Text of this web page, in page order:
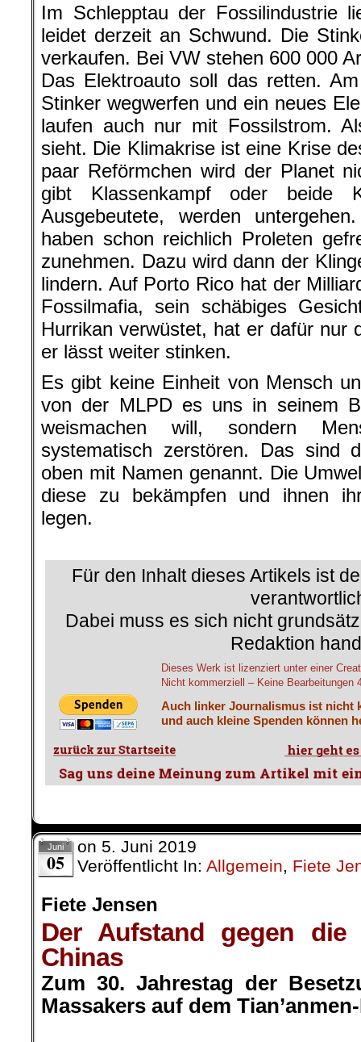
Im Schlepptau der Fossilindustrie
leidet derzeit an Schwund. Die
verkaufen. Bei VW stehen 600 000
Das Elektroauto soll das retten.
Stinker wegwerfen und ein neues
laufen auch nur mit Fossilstrom.
sieht. Die Klimakrise ist eine Krise
paar Reförmchen wird der Planet
gibt Klassenkampf oder beide
Ausgebeutete, werden
haben schon reichlich Proleten
zunehmen. Dazu wird dann der
lindern. Auf Porto Rico hat der
Fossilmafia, sein schäbiges
Hurrikan verwüstet, hat er dafür nur
er lässt weiter stinken.
Es gibt keine Einheit von Mensch
von der MLPD es uns in seinem
weismachen will, sondern
systematisch zerstören. Das sind
oben mit Namen genannt. Die
diese zu bekämpfen und ihnen
legen.
Für den Inhalt dieses Artikels ist
Dabei muss es sich nicht
Redaktion
Dieses Werk ist lizenziert unter einer
Nicht kommerziell – Keine Bearbeitungen
Auch linker Journalismus ist nicht
und auch kleine Spenden können
Juni
05
on 5. Juni 2019
Veröffentlicht In: Allgemein, Fiete
Fiete Jensen
Der Aufstand gegen die
Chinas
Zum 30. Jahrestag der
Massakers auf dem